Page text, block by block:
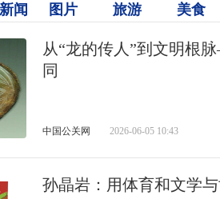
闻
图片 旅游 美食
从“龙的传人”到文明根
同
中国公关网 2026-06-05 10:43
孙晶岩：用体育和文学